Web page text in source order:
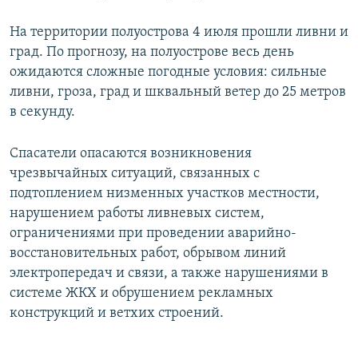
На территории полуострова 4 июля прошли ливни и
град. По прогнозу, на полуострове весь день
ожидаются сложные погодные условия: сильные
ливни, гроза, град и шквальный ветер до 25 метров
в секунду.
Спасатели опасаются возникновения
чрезвычайных ситуаций, связанных с
подтоплением низменных участков местности,
нарушением работы ливневых систем,
ограничениями при проведении аварийно-
восстановительных работ, обрывом линий
электропередач и связи, а также нарушениями в
системе ЖКХ и обрушением рекламных
конструкций и ветхих строений.